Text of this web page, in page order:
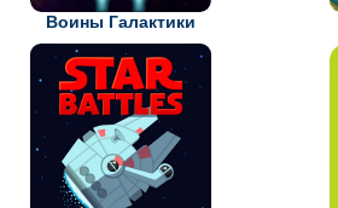
Воины Галактики